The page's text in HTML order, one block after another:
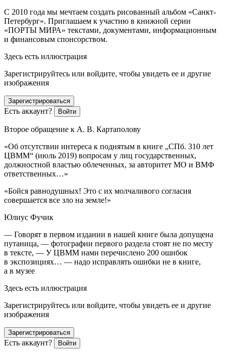
С 2010 года мы мечтаем создать рисованный альбом «Санкт-
Петербург». Приглашаем к участию в книжной серии
«ПОРТЫ МИРА» текстами, документами, информационным
и финансовым спонсорством.
Здесь есть иллюстрация
Зарегистрируйтесь или войдите, чтобы увидеть ее и другие
изображения
Зарегистрироваться
Есть аккаунт? Войти
Второе обращение к А. В. Картаполову
«Об отсутствии интереса к поднятым в книге „СПб. 310 лет
ЦВММ“ (июль 2019) вопросам у лиц государственных,
должностной властью облеченных, за авторитет МО и ВМФ
ответственных…»
«Бойся равнодушных! Это с их молчаливого согласия
совершается все зло на земле!»
Юлиус Фучик
— Говорят в первом издании в нашей книге была допущена
путаница, — фотографии первого раздела стоят не по месту
в тексте, — У ЦВММ нами перечислено 200 ошибок
в экспозициях… — надо исправлять ошибки не в книге,
а в музее
Здесь есть иллюстрация
Зарегистрируйтесь или войдите, чтобы увидеть ее и другие
изображения
Зарегистрироваться
Есть аккаунт? Войти